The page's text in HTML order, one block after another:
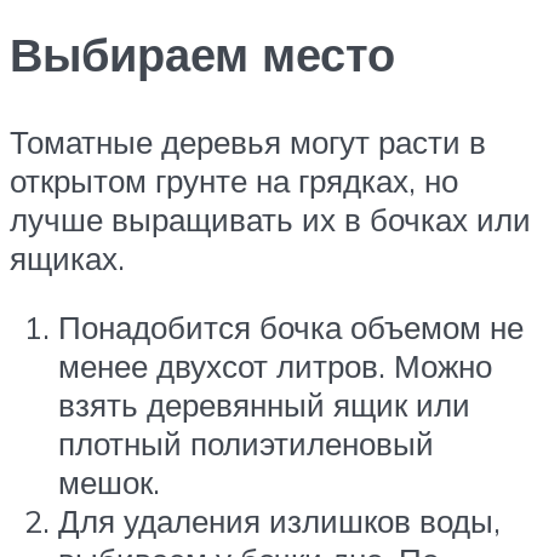
Выбираем место
Томатные деревья могут расти в
открытом грунте на грядках, но
лучше выращивать их в бочках или
ящиках.
Понадобится бочка объемом не
менее двухсот литров. Можно
взять деревянный ящик или
плотный полиэтиленовый
мешок.
Для удаления излишков воды,